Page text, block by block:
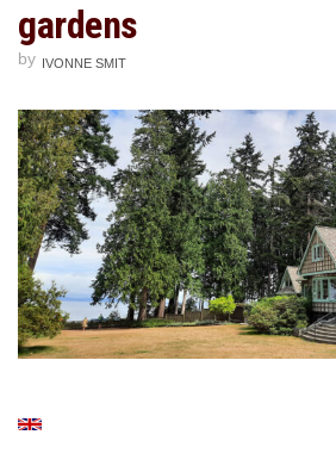
gardens
by IVONNE SMIT